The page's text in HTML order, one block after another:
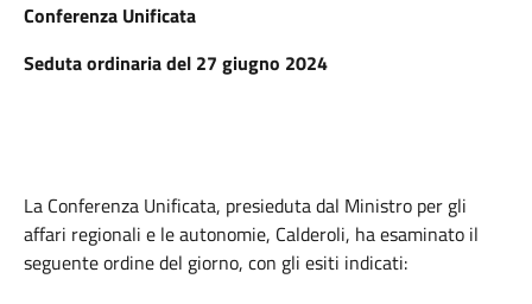
Conferenza Unificata
Seduta ordinaria del 27 giugno 2024
La Conferenza Unificata, presieduta dal Ministro per gli
affari regionali e le autonomie, Calderoli, ha esaminato il
seguente ordine del giorno, con gli esiti indicati: